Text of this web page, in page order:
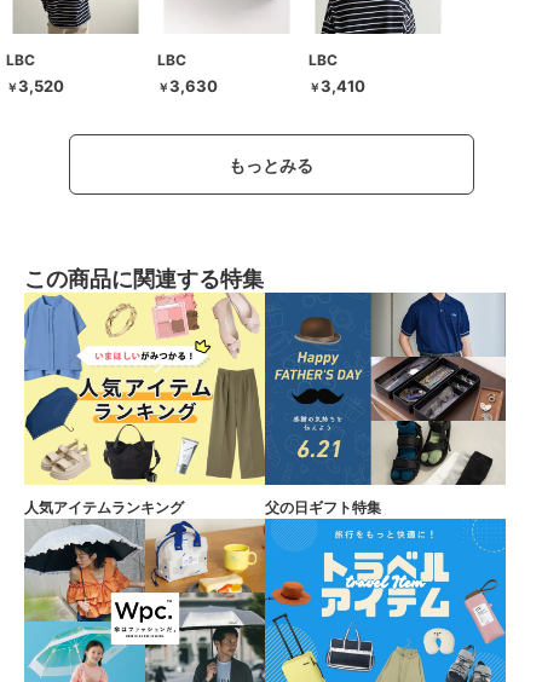
LBC
￥3,520
LBC
￥3,630
LBC
￥3,410
もっとみる
この商品に関連する特集
人気アイテムランキング 父の日ギフト特集